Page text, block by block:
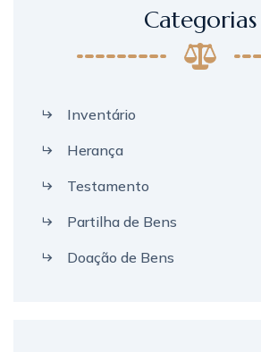
Categorias
Inventário
Herança
Testamento
Partilha de Bens
Doação de Bens